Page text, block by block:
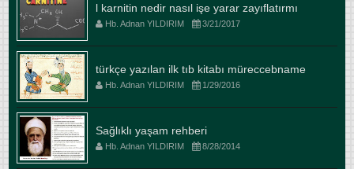
l karnitin nedir nasıl işe yarar zayıflatırmı
Hb. Adnan YILDIRIM 3/21/2017
türkçe yazılan ilk tıb kitabı müreccebname
Hb. Adnan YILDIRIM 1/29/2016
Sağlıklı yaşam rehberi
Hb. Adnan YILDIRIM 8/28/2014